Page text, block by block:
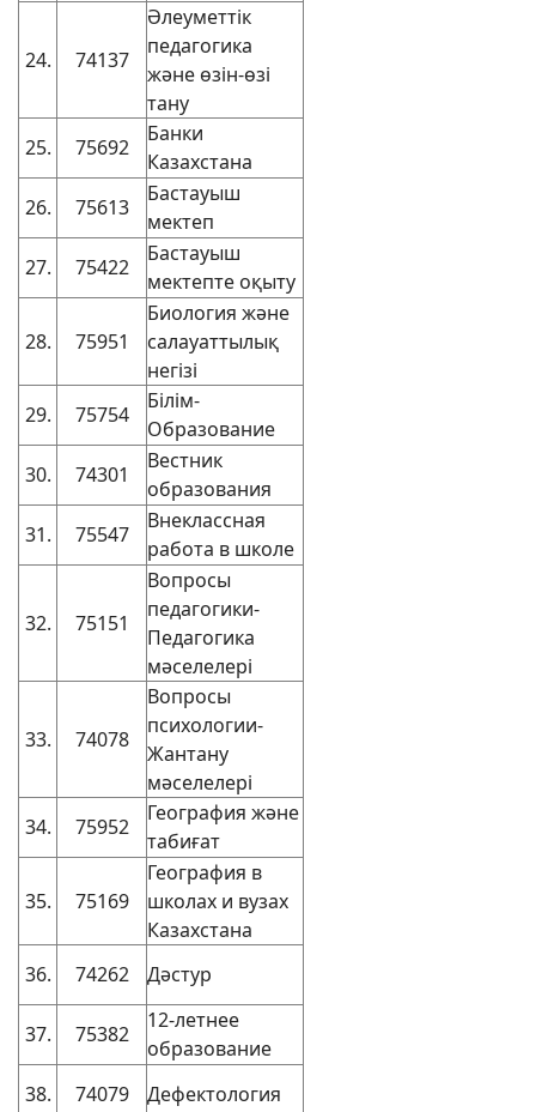
24. 74137
Әлеуметтік
педагогика
және өзін-өзі
тану
25.
75692
Банки
Казахстана
26.
75613
Бастауыш
мектеп
27.
75422
Бастауыш
мектепте оқыту
28. 75951
Биология және
салауаттылық
негізі
29.
75754
Білім-
Образование
30.
74301
Вестник
образования
31.
75547
Внеклассная
работа в школе
32. 75151
Вопросы
педагогики-
Педагогика
мәселелері
33. 74078
Вопросы
психологии-
Жантану
мәселелері
34.
75952
География және
табиғат
35. 75169
География в
школах и вузах
Казахстана
36.
74262 Дәстур
37. 75382
12-летнее
образование
38.
74079 Дефектология